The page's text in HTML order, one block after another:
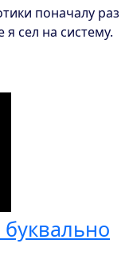
поначалу раз
сел на систему.